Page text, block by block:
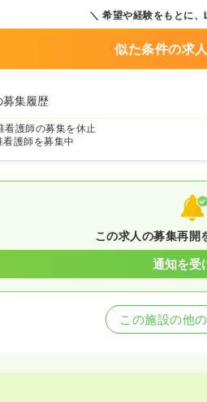
希望や経験をもとに、
似た条件の求
集履歴
看護師の募集を休止
看護師を募集中
この求人の募集再開
通知を受
この施設の他